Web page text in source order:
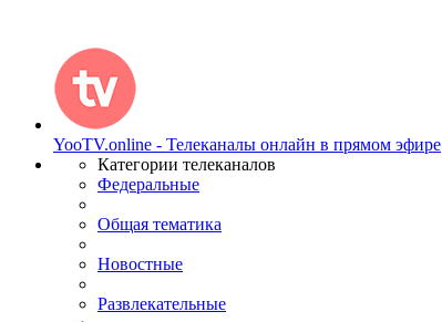
YooTV.online - Телеканалы онлайн в прямом эфире
Категории телеканалов
Федеральные
Общая тематика
Новостные
Развлекательные